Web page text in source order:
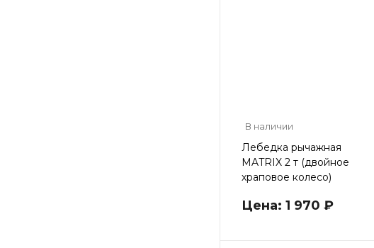
В наличии
Лебедка рычажная
MATRIX 2 т (двойное
храповое колесо)
Цена: 1 970 ₽